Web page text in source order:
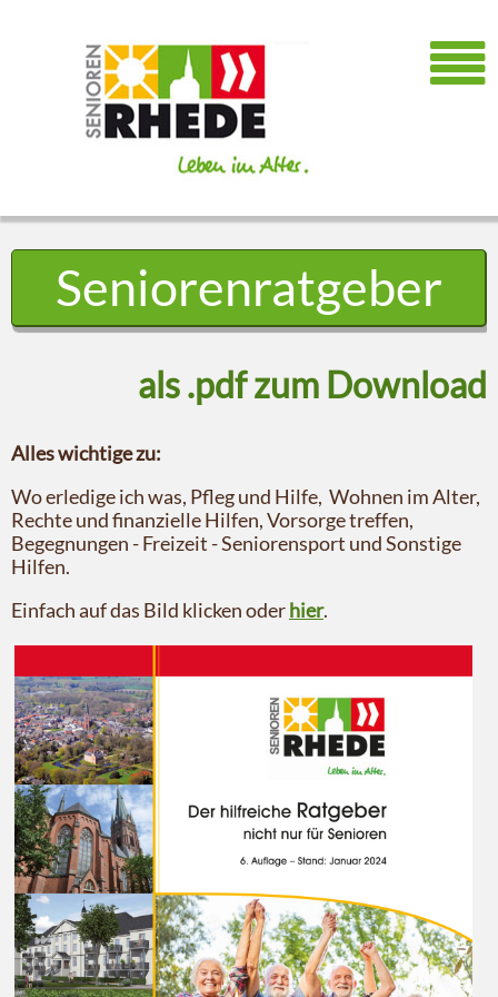
Seniorenratgeber
als .pdf zum Download
Alles wichtige zu:
Wo erledige ich was, Pfleg und Hilfe, Wohnen im Alter,
Rechte und finanzielle Hilfen, Vorsorge treffen,
Begegnungen - Freizeit - Seniorensport und Sonstige
Hilfen.
Einfach auf das Bild klicken oderhier.